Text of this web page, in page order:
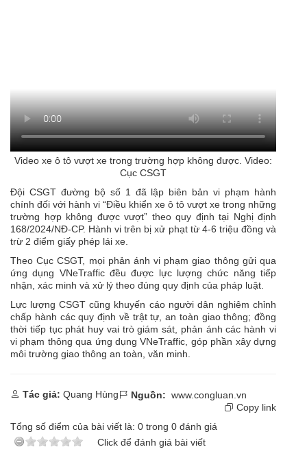
Video xe ô tô vượt xe trong trường hợp không được. Video:
Cục CSGT
Đội CSGT đường bộ số 1 đã lập biên bản vi phạm hành
chính đối với hành vi “Điều khiển xe ô tô vượt xe trong những
trường hợp không được vượt” theo quy định tại Nghị định
168/2024/NĐ-CP. Hành vi trên bị xử phạt từ 4-6 triệu đồng và
trừ 2 điểm giấy phép lái xe.
Theo Cục CSGT, mọi phản ánh vi phạm giao thông gửi qua
ứng dụng VNeTraffic đều được lực lượng chức năng tiếp
nhận, xác minh và xử lý theo đúng quy định của pháp luật.
Lực lượng CSGT cũng khuyến cáo người dân nghiêm chỉnh
chấp hành các quy định về trật tự, an toàn giao thông; đồng
thời tiếp tục phát huy vai trò giám sát, phản ánh các hành vi
vi phạm thông qua ứng dụng VNeTraffic, góp phần xây dựng
môi trường giao thông an toàn, văn minh.
Tác giả: Quang Hùng Nguồn: www.congluan.vn
Copy link
Tổng số điểm của bài viết là: 0 trong 0 đánh giá
Click để đánh giá bài viết